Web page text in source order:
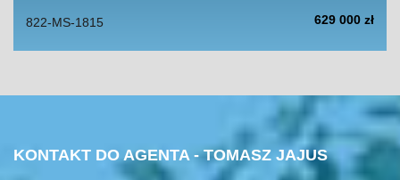
822-MS-1815 629 000 zł
KONTAKT DO AGENTA - TOMASZ JAJUS